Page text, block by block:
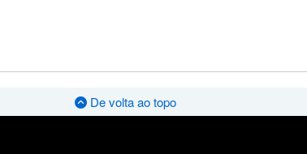
De volta ao topo